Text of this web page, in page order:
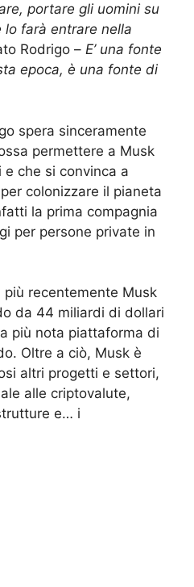
portare gli uomini su
farà entrare nella
Rodrigo – E’ una fonte
epoca, è una fonte di
spera sinceramente
permettere a Musk
che si convinca a
colonizzare il pianeta
la prima compagnia
per persone private in
più recentemente Musk
da 44 miliardi di dollari
più nota piattaforma di
Oltre a ciò, Musk è
altri progetti e settori,
alle criptovalute,
e… i